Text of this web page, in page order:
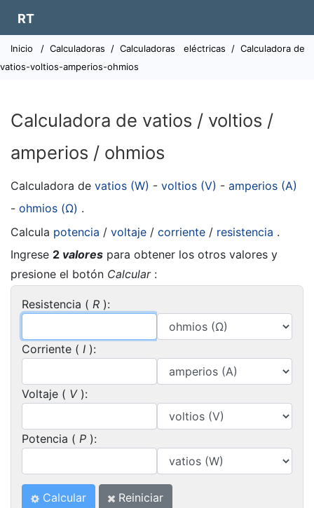
RT
Inicio / Calculadoras / Calculadoras eléctricas / Calculadora de
vatios-voltios-amperios-ohmios
Calculadora de vatios / voltios /
amperios / ohmios
Calculadora de vatios (W) - voltios (V) - amperios (A)
- ohmios (Ω) .
Calcula potencia / voltaje / corriente / resistencia .
Ingrese 2 valores para obtener los otros valores y
presione el botón Calcular:
Resistencia ( R ):
Corriente ( I ):
Voltaje ( V):
Potencia ( P ):
Calcular Reiniciar